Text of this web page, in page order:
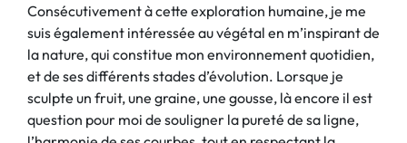
Consécutivement à cette exploration humaine, je me
suis également intéressée au végétal en m’inspirant de
la nature, qui constitue mon environnement quotidien,
et de ses différents stades d’évolution. Lorsque je
sculpte un fruit, une graine, une gousse, là encore il est
question pour moi de souligner la pureté de sa ligne,